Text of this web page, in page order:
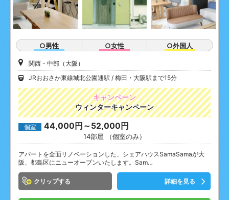
○男性 ○女性 ○外国人
関西・中部（大阪）
JRおおさか東線城北公園通駅
梅田・大阪駅まで15分
キャンペーン
ウィンターキャンペーン
個室 44,000円～52,000円
14部屋 （個室のみ）
アパートを全面リノベーションした、シェアハウスSamaSamaが大
阪、都島区にニューオープンいたします。Sam…
クリップ 詳細を見る